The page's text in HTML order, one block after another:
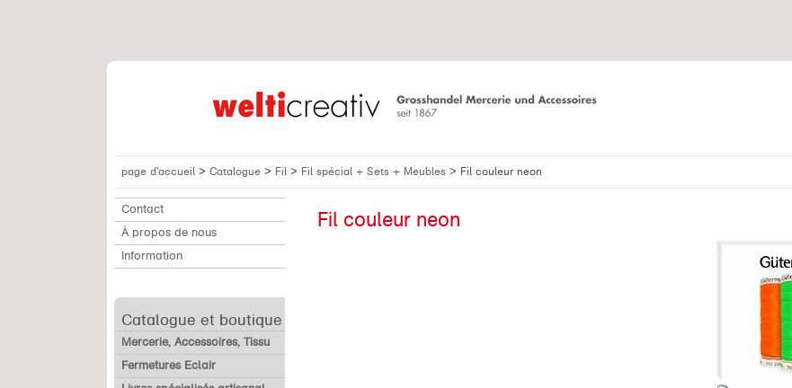
page d'accueil > Catalogue > Fil > Fil spécial + Sets + Meubles > Fil couleur neon
Contact
À propos de nous
Information
Catalogue et boutique
Mercerie, Accessoires, Tissu
Fermetures Eclair
Fil couleur neon